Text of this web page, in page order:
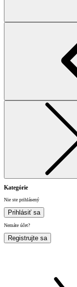
Kategórie
Nie ste prihlásený
Prihlásiť sa
Nemáte účet?
Registrujte sa